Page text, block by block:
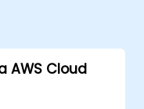
AWS Cloud